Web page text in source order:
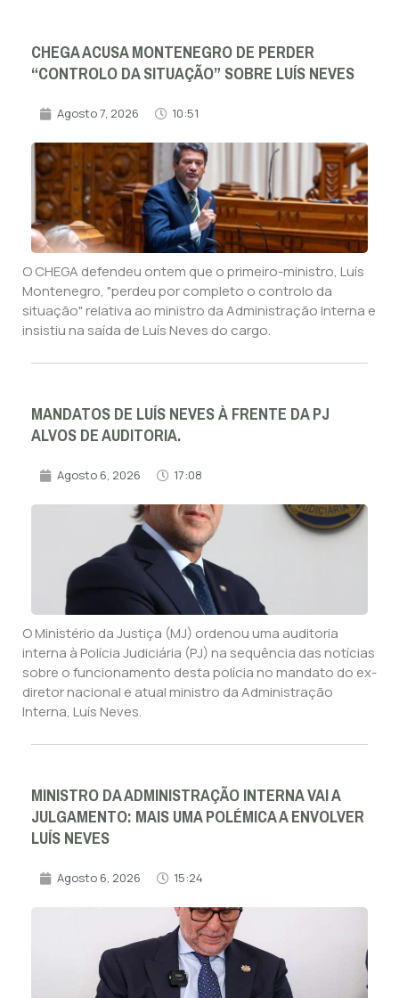
CHEGA ACUSA MONTENEGRO DE PERDER
“CONTROLO DA SITUAÇÃO” SOBRE LUÍS NEVES
Agosto 7, 2026 10:51
O CHEGA defendeu ontem que o primeiro-ministro, Luís
Montenegro, "perdeu por completo o controlo da
situação" relativa ao ministro da Administração Interna e
insistiu na saída de Luís Neves do cargo.
MANDATOS DE LUÍS NEVES À FRENTE DA PJ
ALVOS DE AUDITORIA.
Agosto 6, 2026 17:08
O Ministério da Justiça (MJ) ordenou uma auditoria
interna à Polícia Judiciária (PJ) na sequência das notícias
sobre o funcionamento desta polícia no mandato do ex-
diretor nacional e atual ministro da Administração
Interna, Luís Neves.
MINISTRO DA ADMINISTRAÇÃO INTERNA VAI A
JULGAMENTO: MAIS UMA POLÉMICA A ENVOLVER
LUÍS NEVES
Agosto 6, 2026 15:24